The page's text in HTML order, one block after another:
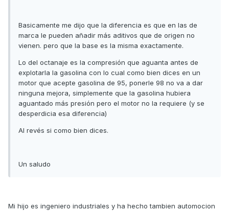
Basicamente me dijo que la diferencia es que en las de
marca le pueden añadir más aditivos que de origen no
vienen. pero que la base es la misma exactamente.
Lo del octanaje es la compresión que aguanta antes de
explotarla la gasolina con lo cual como bien dices en un
motor que acepte gasolina de 95, ponerle 98 no va a dar
ninguna mejora, simplemente que la gasolina hubiera
aguantado más presión pero el motor no la requiere (y se
desperdicia esa diferencia)
Al revés si como bien dices.
Un saludo
Mi hijo es ingeniero industriales y ha hecho tambien automocion